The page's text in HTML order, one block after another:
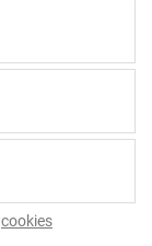
cookies